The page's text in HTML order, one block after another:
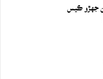
جھڙو ڪيس